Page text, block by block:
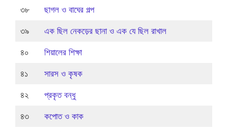
৩৮ ছাগল ও বাঘের গল্প
৩৯ এক ছিল নেকড়ের ছানা ও এক যে ছিল রাখাল
৪০ শিয়ালের শিক্ষা
৪১ সারস ও কৃষক
৪২ প্রকৃত বন্ধু
৪৩ কপোত ও কাক